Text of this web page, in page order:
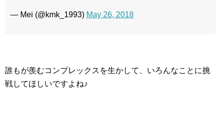
— Mei (@kmk_1993) May 26, 2018
誰もが羨むコンプレックスを生かして、いろんなことに挑
戦してほしいですよね♪